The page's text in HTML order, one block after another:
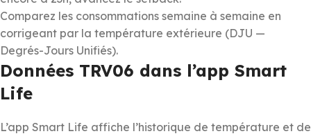
Comparez les consommations semaine à semaine en
corrigeant par la température extérieure (DJU —
Degrés-Jours Unifiés).
Données TRV06 dans l’app Smart
Life
L’app Smart Life affiche l’historique de température et de